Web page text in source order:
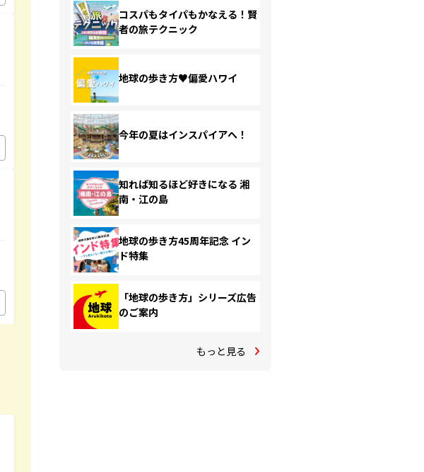
コスパもタイパもかなえる！賢
者の旅テクニック
地球の歩き方♥偏愛ハワイ
今年の夏はインスパイアへ！
知れば知るほど好きになる 湘
南・江の島
地球の歩き方45周年記念 イン
ド特集
「地球の歩き方」シリーズ広告
のご案内
もっと見る